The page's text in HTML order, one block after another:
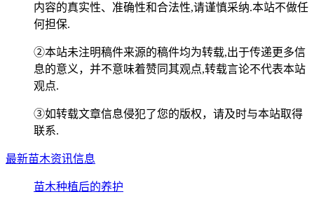
内容的真实性、准确性和合法性,请谨慎采纳.本站不做任
何担保.
②本站未注明稿件来源的稿件均为转载,出于传递更多信
息的意义，并不意味着赞同其观点,转载言论不代表本站
观点.
③如转载文章信息侵犯了您的版权，请及时与本站取得
联系.
最新苗木资讯信息
苗木种植后的养护